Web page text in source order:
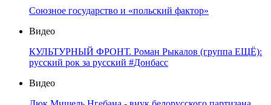
Союзное государство и «польский фактор»
Видео
КУЛЬТУРНЫЙ ФРОНТ. Роман Рыкалов (группа ЕЩЁ):
русский рок за русский #Донбасс
Видео